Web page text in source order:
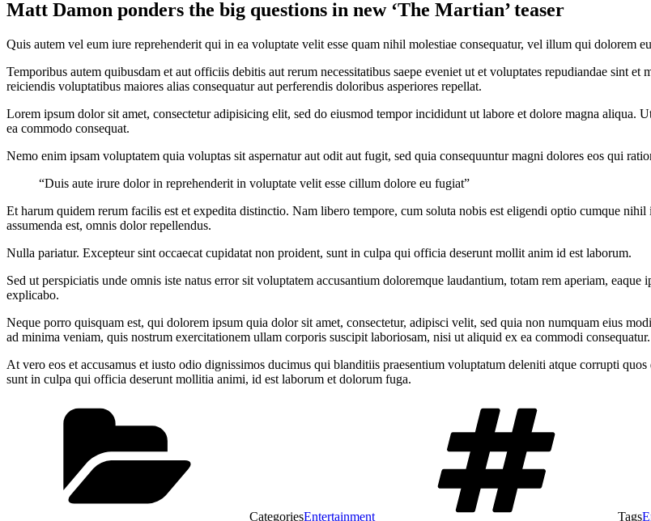
Matt Damon ponders the big questions in new ‘The Martian’ teaser
Quis autem vel eum iure reprehenderit qui in ea voluptate velit esse quam nihil molestiae consequatur, vel illum qui dolorem
Temporibus autem quibusdam et aut officiis debitis aut rerum necessitatibus saepe eveniet ut et voluptates repudiandae sint
reiciendis voluptatibus maiores alias consequatur aut perferendis doloribus asperiores repellat.
Lorem ipsum dolor sit amet, consectetur adipisicing elit, sed do eiusmod tempor incididunt ut labore et dolore magna
ea commodo consequat.
Nemo enim ipsam voluptatem quia voluptas sit aspernatur aut odit aut fugit, sed quia consequuntur magni dolores eos qui
“Duis aute irure dolor in reprehenderit in voluptate velit esse cillum dolore eu fugiat”
Et harum quidem rerum facilis est et expedita distinctio. Nam libero tempore, cum soluta nobis est eligendi optio cumque
assumenda est, omnis dolor repellendus.
Nulla pariatur. Excepteur sint occaecat cupidatat non proident, sunt in culpa qui officia deserunt mollit anim id est laborum.
Sed ut perspiciatis unde omnis iste natus error sit voluptatem accusantium doloremque laudantium, totam rem aperiam,
explicabo.
Neque porro quisquam est, qui dolorem ipsum quia dolor sit amet, consectetur, adipisci velit, sed quia non numquam eius
ad minima veniam, quis nostrum exercitationem ullam corporis suscipit laboriosam, nisi ut aliquid ex ea commodi consequatur.
At vero eos et accusamus et iusto odio dignissimos ducimus qui blanditiis praesentium voluptatum deleniti atque corrupti
sunt in culpa qui officia deserunt mollitia animi, id est laborum et dolorum fuga.
CategoriesEntertainment Tags